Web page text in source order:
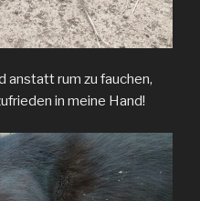
anstatt rum zu fauchen,
in meine Hand!